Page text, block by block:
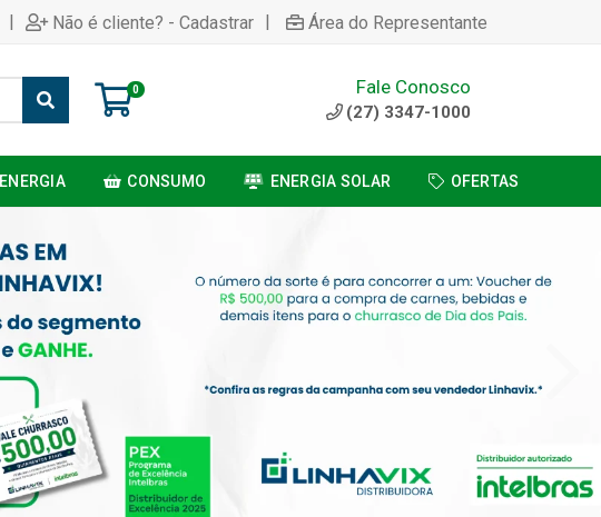
| Não é cliente? - Cadastrar | Área do Representante
0 Fale Conosco
(27) 3347-1000
ENERGIA CONSUMO ENERGIA SOLAR OFERTAS